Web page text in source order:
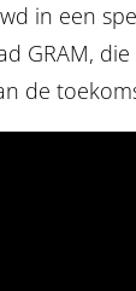
in een
GRAM,
de